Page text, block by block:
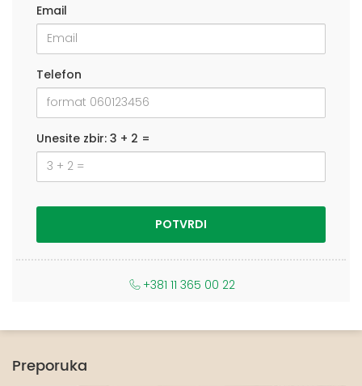
Email
Telefon
Unesite zbir: 3 + 2 =
+381 11 365 00 22
Preporuka